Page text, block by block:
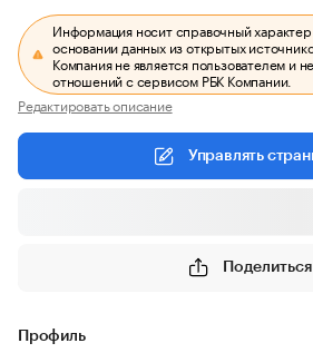
Информация носит справочный
основании данных из открытых
Компания не является пользователем и
отношений с сервисом РБК Компании.
Редактировать описание
Управлять
Поделиться
Профиль